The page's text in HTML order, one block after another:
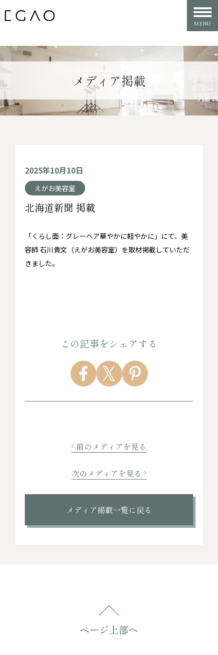
メディア掲載
2025年10月10日
えがお美容室
北海道新聞 掲載
「くらし面：グレーヘア華やかに軽やかに」にて、美
容師 石川貴文（えがお美容室）を取材掲載していただ
きました。
この記事をシェアする
前のメディアを見る
次のメディアを見る
メディア掲載一覧に戻る
ページ上部へ